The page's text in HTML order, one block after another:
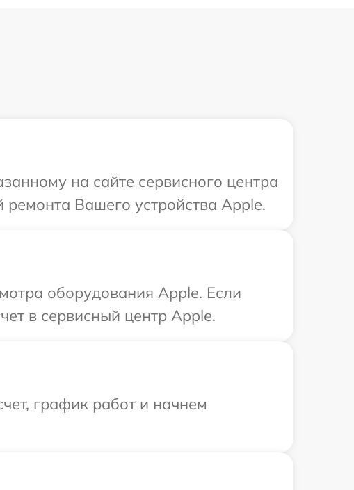
на сайте сервисного центра
Вашего устройства Apple.
оборудования Apple. Если
в сервисный центр Apple.
график работ и начнем